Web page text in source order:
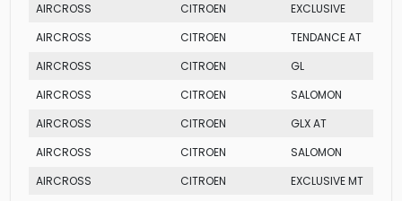
AIRCROSS
CITROEN
EXCLUSIVE
AIRCROSS
CITROEN
TENDANCE AT
AIRCROSS
CITROEN
GL
AIRCROSS
CITROEN
SALOMON
AIRCROSS
CITROEN
GLX AT
AIRCROSS
CITROEN
SALOMON
AIRCROSS
CITROEN
EXCLUSIVE MT